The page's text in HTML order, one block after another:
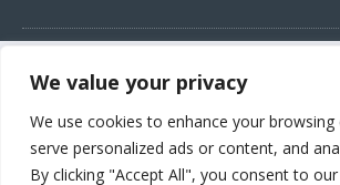
Συνεχίζοντας σε αυτό τον ιστότοπο
αποδέχεστε την χρήση των cookies
σύμφωνα με τους όρους χρήσης.
Όροι χρήσης
We value your privacy
We use cookies to enhance your browsing
serve personalized ads or content, and
By clicking "Accept All", you consent to
ενημερώσεων στα